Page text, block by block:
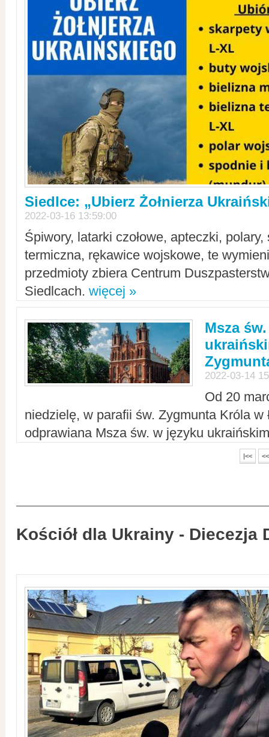
Siedlce: „Ubierz Żołnierza
2022-03-16 13:59:00
Śpiwory, latarki czołowe, apteczki,
termiczna, rękawice wojskowe, te
przedmioty zbiera Centrum
Siedlcach. więcej »
Msza
2022-03-14
Od 20
niedzielę, w parafii św. Zygmunta Króla w
odprawiana Msza św. w języku
|<< <<
Kościół dla Ukrainy - Diecezja